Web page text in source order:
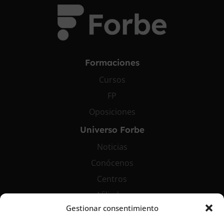
Gestionar consentimiento
Formaciones
Cursos
FP
Oposiciones
Universo Forbe
Noticias
Conócenos
Centros
Afiliados
Contáctanos